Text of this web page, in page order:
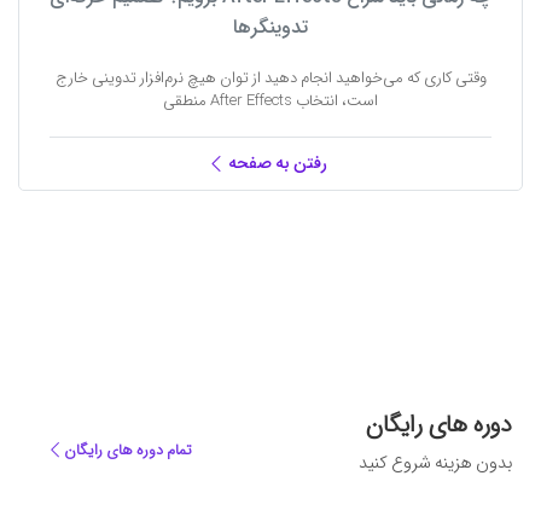
تدوینگرها
وقتی کاری که می‌خواهید انجام دهید از توان هیچ نرم‌افزار تدوینی خارج
است، انتخاب After Effects منطقی
رفتن به صفحه
دوره های رایگان
بدون هزینه شروع کنید تمام دوره های رایگان